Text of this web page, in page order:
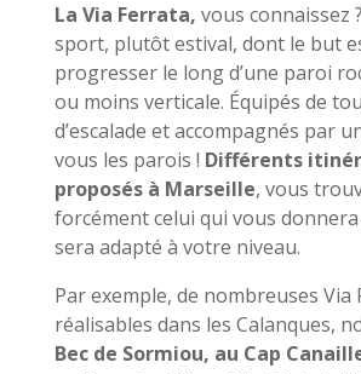
La Via Ferrata, vous connaissez
sport, plutôt estival, dont le but
progresser le long d’une paroi
ou moins verticale. Équipés de
d’escalade et accompagnés par
vous les parois ! Différents
proposés à Marseille, vous
forcément celui qui vous
sera adapté à votre niveau.
Par exemple, de nombreuses
réalisables dans les Calanques,
Bec de Sormiou, au Cap